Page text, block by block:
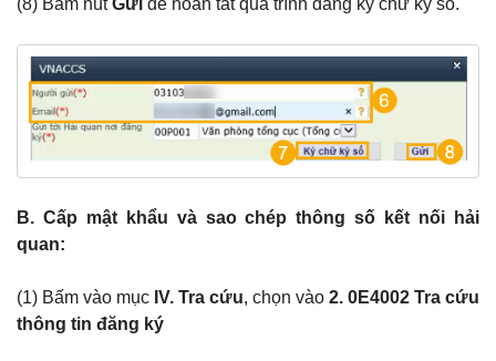
(8) Bấm nútGửi để hoàn tất quá trình đăng ký chữ ký số.
B. Cấp mật khẩu và sao chép thông số kết nối hải
quan:
(1) Bấm vào mục IV. Tra cứu, chọn vào 2. 0E4002 Tra cứu
thông tin đăng ký